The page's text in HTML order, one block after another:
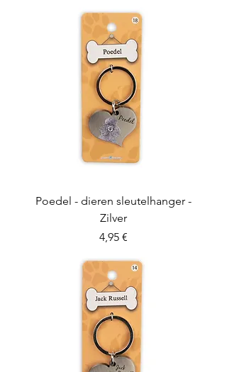
Poedel - dieren sleutelhanger -
Zilver
Preis
4,95 €